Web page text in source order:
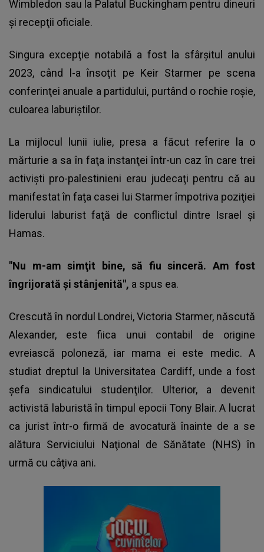
Wimbledon sau la Palatul Buckingham pentru dineuri
şi recepţii oficiale.
Singura excepţie notabilă a fost la sfârşitul anului
2023, când l-a însoţit pe Keir Starmer pe scena
conferinţei anuale a partidului, purtând o rochie roşie,
culoarea laburiştilor.
La mijlocul lunii iulie, presa a făcut referire la o
mărturie a sa în faţa instanţei într-un caz în care trei
activişti pro-palestinieni erau judecaţi pentru că au
manifestat în faţa casei lui Starmer împotriva poziţiei
liderului laburist faţă de conflictul dintre Israel şi
Hamas.
"Nu m-am simţit bine, să fiu sinceră. Am fost
îngrijorată şi stânjenită", a spus ea.
Crescută în nordul Londrei,Victoria Starmer, născută
Alexander, este fiica unui contabil de origine
evreiască poloneză, iar mama ei este medic. A
studiat dreptul la Universitatea Cardiff, unde a fost
şefa sindicatului studenţilor. Ulterior, a devenit
activistă laburistă în timpul epocii Tony Blair. A lucrat
ca jurist într-o firmă de avocatură înainte de a se
alătura Serviciului Naţional de Sănătate (NHS) în
urmă cu câţiva ani.